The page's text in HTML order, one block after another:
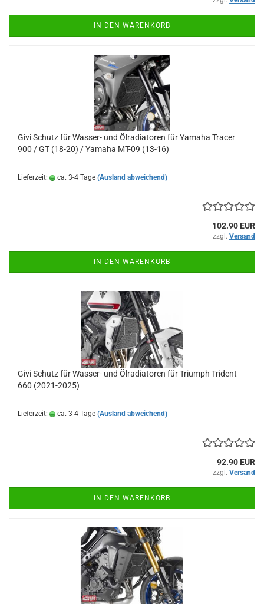
IN DEN WARENKORB
Givi Schutz für Wasser- und Ölradiatoren für Yamaha Tracer
900 / GT (18-20) / Yamaha MT-09 (13-16)
Lieferzeit: ca. 3-4 Tage (Ausland abweichend)
102.90 EUR
zzgl. Versand
IN DEN WARENKORB
Givi Schutz für Wasser- und Ölradiatoren für Triumph Trident
660 (2021-2025)
Lieferzeit: ca. 3-4 Tage (Ausland abweichend)
92.90 EUR
zzgl. Versand
IN DEN WARENKORB